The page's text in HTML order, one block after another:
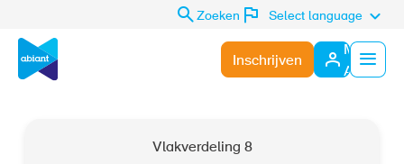
Zoeken Select language
Inschrijven
Mijn
Abiant
Vlakverdeling 8